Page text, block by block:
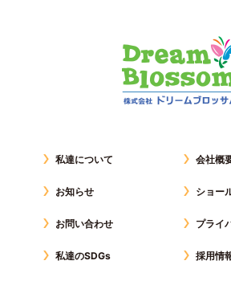
私達について
お知らせ
お問い合わせ
私達のSDGs
会社概
ショー
プライ
採用情